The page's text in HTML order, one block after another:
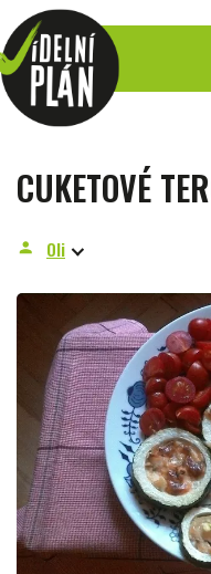
CUKETOVÉ
person Oli